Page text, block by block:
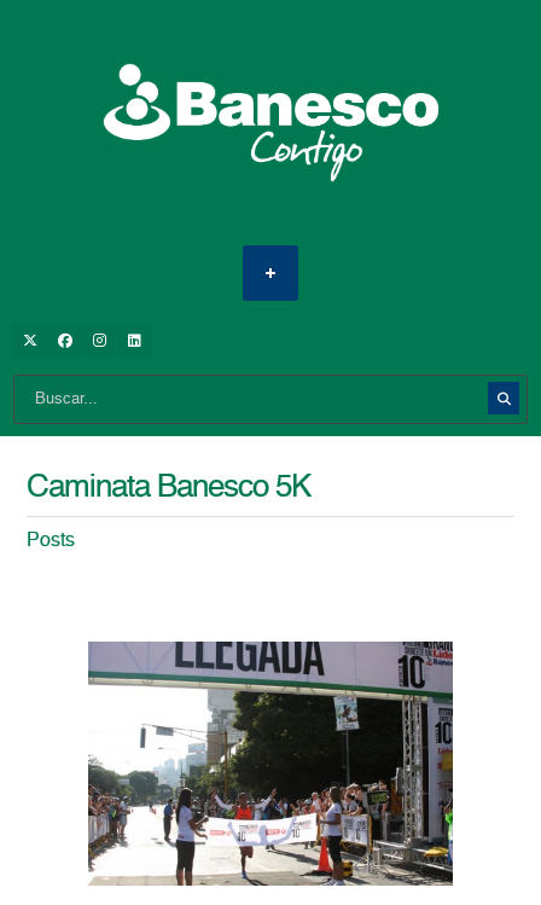
Caminata Banesco 5K
Posts